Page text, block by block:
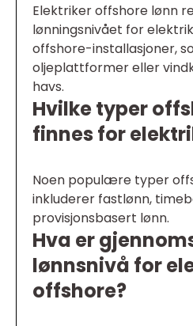
Elektriker offshore lønn
lønningsnivået for
offshore-installasjoner,
oljeplattformer eller
havs.
Hvilke typer
finnes for
Noen populære typer
inkluderer fastlønn,
provisjonsbasert lønn.
Hva er
lønnsnivå for
offshore?